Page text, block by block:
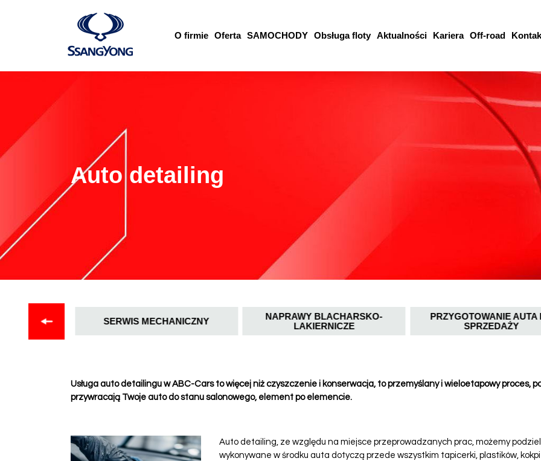
O firmie Oferta SAMOCHODY Obsługa floty Aktualności Kariera Off-road
Auto detailing
SERWIS MECHANICZNY
NAPRAWY BLACHARSKO-
LAKIERNICZE
PRZYGOTOWANIE AUTA
SPRZEDAŻY
Usługa auto detailingu w ABC-Cars to więcej niż czyszczenie i konserwacja, to przemyślany i wieloetapowy proces,
przywracają Twoje auto do stanu salonowego, element po elemencie.
Auto detailing, ze względu na miejsce przeprowadzanych prac, możemy
wykonywane w środku auta dotyczą przede wszystkim tapicerki, plastików,